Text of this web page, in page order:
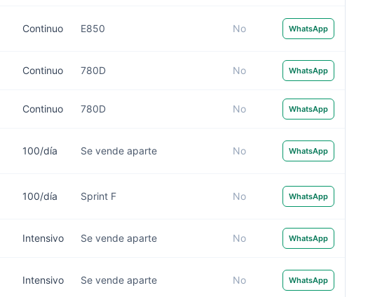
Continuo E850 No WhatsApp
Continuo 780D No WhatsApp
Continuo 780D No WhatsApp
100/día Se vende aparte No WhatsApp
100/día Sprint F No WhatsApp
Intensivo Se vende aparte No WhatsApp
Intensivo Se vende aparte No WhatsApp